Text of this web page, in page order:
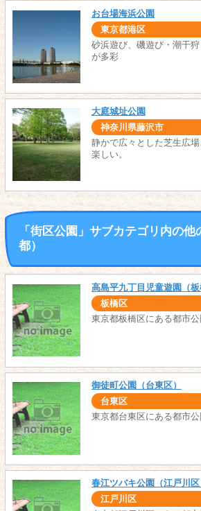
お台場海浜公園
東京都港区
砂浜遊び、磯遊び・潮干
が多彩
大庭城址公園
神奈川県藤沢市
静かで広々とした芝生広
楽しい。
「街区公園」サブカテゴリ内の
都）
高島平九丁目児童遊園（板
板橋区
東京都板橋区にある都市公
御徒町公園（台東区）
台東区
東京都台東区にある都市公
春江ツバキ公園（江戸川区
江戸川区